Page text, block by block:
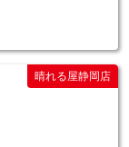
晴れる屋静岡店